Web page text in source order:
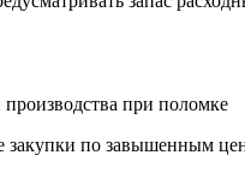
при поломке
закупки по завышенным